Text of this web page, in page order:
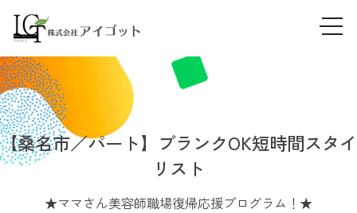
Skip
to
content
【桑名市／パート】ブランクOK短時間スタイ
リスト
★ママさん美容師職場復帰応援プログラム！★